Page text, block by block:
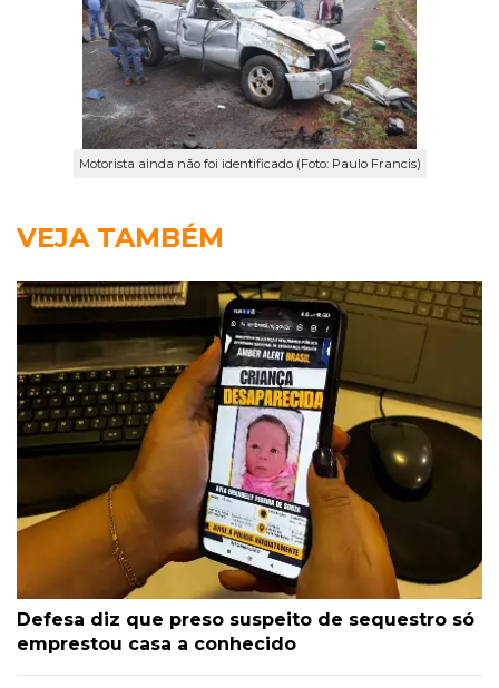
Motorista ainda não foi identificado (Foto: Paulo Francis)
VEJA TAMBÉM
Defesa diz que preso suspeito de sequestro só
emprestou casa a conhecido